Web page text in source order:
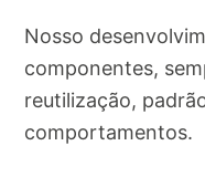
Nosso
componentes,
reutilização,
comportamentos.